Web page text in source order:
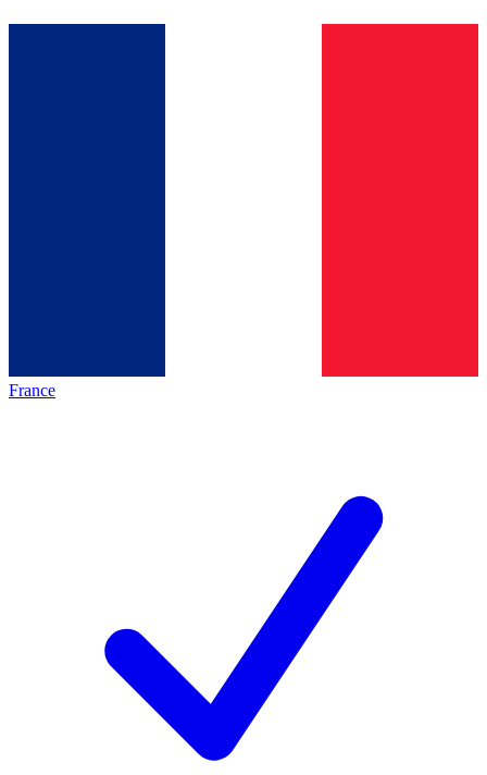
France